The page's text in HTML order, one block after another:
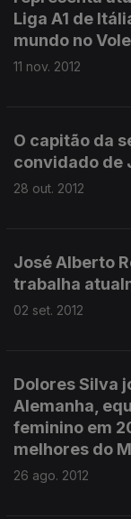
Liga A1 de
mundo no
11 nov. 2012
O capitão da
convidado de
28 out. 2012
José Alberto
trabalha
02 set. 2012
Dolores Silva
Alemanha,
feminino em
melhores do
26 ago. 2012